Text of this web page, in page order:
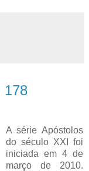
178
A série Apóstolos
do século XXI foi
iniciada em 4 de
março de 2010.